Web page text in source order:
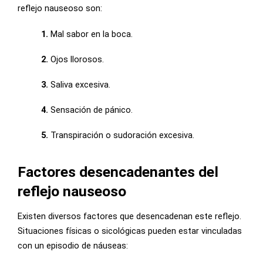
reflejo nauseoso son:
1. Mal sabor en la boca.
2. Ojos llorosos.
3. Saliva excesiva.
4. Sensación de pánico.
5. Transpiración o sudoración excesiva.
Factores desencadenantes del
reflejo nauseoso
Existen diversos factores que desencadenan este reflejo.
Situaciones físicas o sicológicas pueden estar vinculadas
con un episodio de náuseas: